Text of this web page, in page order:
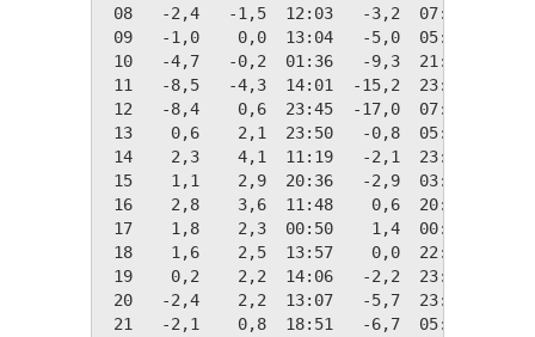
08   -2,4   -1,5  12:03   -3,2  07:15
09   -1,0    0,0  13:04   -5,0  05:41
10   -4,7   -0,2  01:36   -9,3  21:15
11   -8,5   -4,3  14:01  -15,2  23:57
12   -8,4    0,6  23:45  -17,0  07:25
13    0,6    2,1  23:50   -0,8  05:16
14    2,3    4,1  11:19   -2,1  23:17
15    1,1    2,9  20:36   -2,9  03:23
16    2,8    3,6  11:48    0,6  20:52
17    1,8    2,3  00:50    1,4  00:00
18    1,6    2,5  13:57    0,0  22:15
19    0,2    2,2  14:06   -2,2  23:54
20   -2,4    2,2  13:07   -5,7  23:50
21   -2,1    0,8  18:51   -6,7  05:00